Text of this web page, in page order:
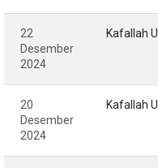
22
Desember
2024
Kafallah
20
Desember
2024
Kafallah